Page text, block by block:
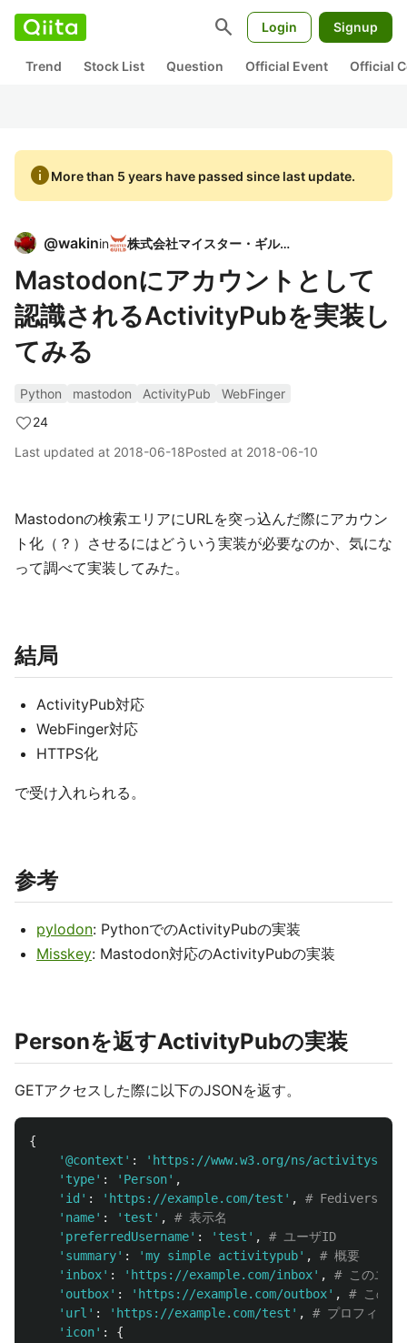
search Login Signup
Trend Stock List Question Official Event Official
infoMore than 5 years have passed since last update.
@wakinin 株式会社マイスター・ギルド
Mastodonにアカウントとして
認識されるActivityPubを実装し
てみる
Python mastodon ActivityPub
WebFinger
24
Last updated at 2018-06-18Posted at 2018-06-10
Mastodonの検索エリアにURLを突っ込んだ際にアカウン
ト化（？）させるにはどういう実装が必要なのか、気にな
って調べて実装してみた。
結局
ActivityPub対応
WebFinger対応
HTTPS化
で受け入れられる。
参考
pylodon: PythonでのActivityPubの実装
Misskey: Mastodon対応のActivityPubの実装
Personを返すActivityPubの実装
GETアクセスした際に以下のJSONを返す。
{
'@context ' : ' https://www.w3.org/ns/
' type' : ' Person' ,
' id ' : ' https://example.com/test ' ,
' name' : ' test ' ,
' preferredUsername' : ' test ' ,
' summary' : 'my simple activitypub' ,
' inbox' : ' https://example.com/inbox' ,
' outbox' : ' https://example.com/outbox' ,
' url ' : ' https://example.com/test ' ,
' icon' :
{